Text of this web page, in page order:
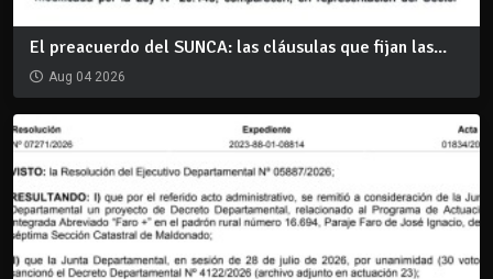
El preacuerdo del SUNCA: las cláusulas que fijan las...
Aug 04 2026